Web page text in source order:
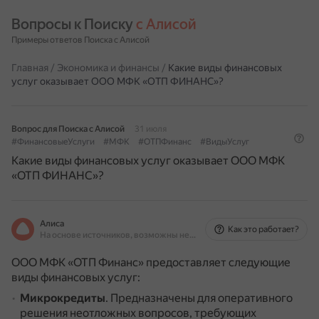
Вопросы к Поиску с Алисой
Примеры ответов Поиска с Алисой
Главная / Экономика и финансы / Какие виды финансовых
услуг оказывает ООО МФК «ОТП ФИНАНС»?
Вопрос для Поиска с Алисой
31 июля
#ФинансовыеУслуги
#МФК #ОТПФинанс #ВидыУслуг
Какие виды финансовых услуг оказывает ООО МФК
«ОТП ФИНАНС»?
Алиса
На основе источников, возможны неточности
Как это работает?
ООО МФК «ОТП Финанс» предоставляет следующие
виды финансовых услуг:
Микрокредиты. Предназначены для оперативного
решения неотложных вопросов, требующих